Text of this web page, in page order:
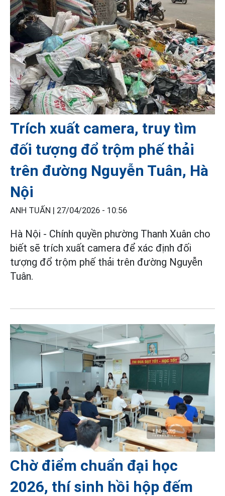
Trích xuất camera, truy tìm
đối tượng đổ trộm phế thải
trên đường Nguyễn Tuân, Hà
Nội
ANH TUẤN | 27/04/2026 - 10:56
Hà Nội - Chính quyền phường Thanh Xuân cho
biết sẽ trích xuất camera để xác định đối
tượng đổ trộm phế thải trên đường Nguyễn
Tuân.
Chờ điểm chuẩn đại học
2026, thí sinh hồi hộp đếm